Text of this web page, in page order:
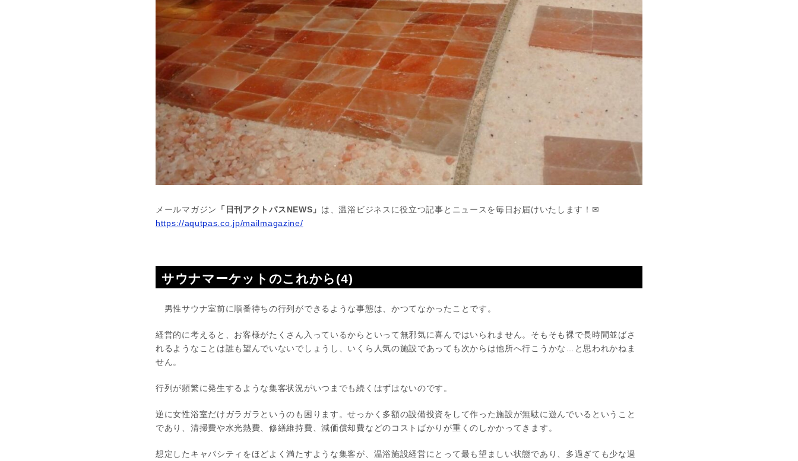
メールマガジン 「日刊アクトパスNEWS」 は、温浴ビジネスに役立つ記事とニュースを毎日お届けいたします！✉
https://aqutpas.co.jp/mailmagazine/
サウナマーケットのこれから(4)
男性サウナ室前に順番待ちの行列ができるような事態は、かつてなかったことです。
経営的に考えると、お客様がたくさん入っているからといって無邪気に喜んではいられません。そもそも裸で長時間並ばさ
れるようなことは誰も望んでいないでしょうし、いくら人気の施設であっても次からは他所へ行こうかな…と思われかねま
せん。
行列が頻繁に発生するような集客状況がいつまでも続くはずはないのです。
逆に女性浴室だけガラガラというのも困ります。せっかく多額の設備投資をして作った施設が無駄に遊んでいるということ
であり、清掃費や水光熱費、修繕維持費、減価償却費などのコストばかりが重くのしかかってきます。
想定したキャパシティをほどよく満たすような集客が、温浴施設経営にとって最も望ましい状態であり、多過ぎても少な過